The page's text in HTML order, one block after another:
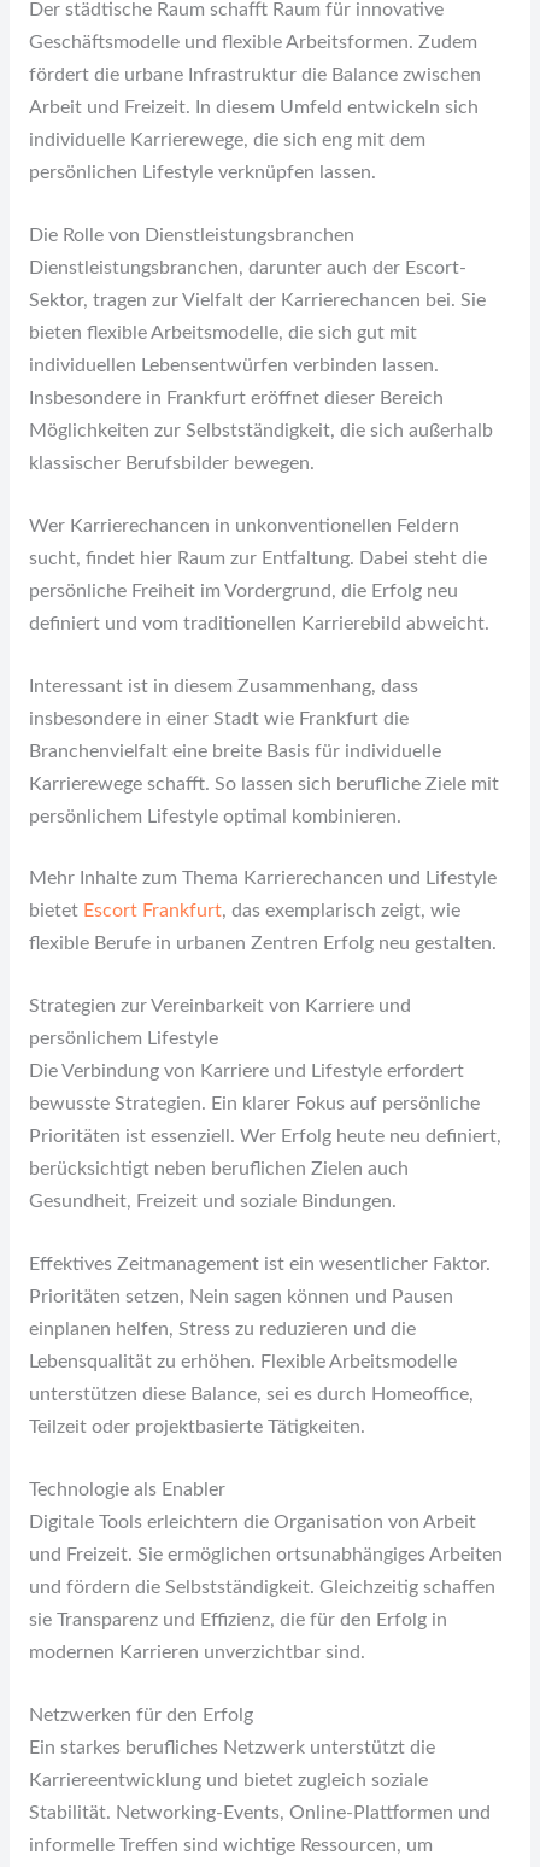
Der städtische Raum schafft Raum für innovative
Geschäftsmodelle und flexible Arbeitsformen. Zudem
fördert die urbane Infrastruktur die Balance zwischen
Arbeit und Freizeit. In diesem Umfeld entwickeln sich
individuelle Karrierewege, die sich eng mit dem
persönlichen Lifestyle verknüpfen lassen.
Die Rolle von Dienstleistungsbranchen
Dienstleistungsbranchen, darunter auch der Escort-
Sektor, tragen zur Vielfalt der Karrierechancen bei. Sie
bieten flexible Arbeitsmodelle, die sich gut mit
individuellen Lebensentwürfen verbinden lassen.
Insbesondere in Frankfurt eröffnet dieser Bereich
Möglichkeiten zur Selbstständigkeit, die sich außerhalb
klassischer Berufsbilder bewegen.
Wer Karrierechancen in unkonventionellen Feldern
sucht, findet hier Raum zur Entfaltung. Dabei steht die
persönliche Freiheit im Vordergrund, die Erfolg neu
definiert und vom traditionellen Karrierebild abweicht.
Interessant ist in diesem Zusammenhang, dass
insbesondere in einer Stadt wie Frankfurt die
Branchenvielfalt eine breite Basis für individuelle
Karrierewege schafft. So lassen sich berufliche Ziele mit
persönlichem Lifestyle optimal kombinieren.
Mehr Inhalte zum Thema Karrierechancen und Lifestyle
bietet Escort Frankfurt, das exemplarisch zeigt, wie
flexible Berufe in urbanen Zentren Erfolg neu gestalten.
Strategien zur Vereinbarkeit von Karriere und
persönlichem Lifestyle
Die Verbindung von Karriere und Lifestyle erfordert
bewusste Strategien. Ein klarer Fokus auf persönliche
Prioritäten ist essenziell. Wer Erfolg heute neu definiert,
berücksichtigt neben beruflichen Zielen auch
Gesundheit, Freizeit und soziale Bindungen.
Effektives Zeitmanagement ist ein wesentlicher Faktor.
Prioritäten setzen, Nein sagen können und Pausen
einplanen helfen, Stress zu reduzieren und die
Lebensqualität zu erhöhen. Flexible Arbeitsmodelle
unterstützen diese Balance, sei es durch Homeoffice,
Teilzeit oder projektbasierte Tätigkeiten.
Technologie als Enabler
Digitale Tools erleichtern die Organisation von Arbeit
und Freizeit. Sie ermöglichen ortsunabhängiges Arbeiten
und fördern die Selbstständigkeit. Gleichzeitig schaffen
sie Transparenz und Effizienz, die für den Erfolg in
modernen Karrieren unverzichtbar sind.
Netzwerken für den Erfolg
Ein starkes berufliches Netzwerk unterstützt die
Karriereentwicklung und bietet zugleich soziale
Stabilität. Networking-Events, Online-Plattformen und
informelle Treffen sind wichtige Ressourcen, um